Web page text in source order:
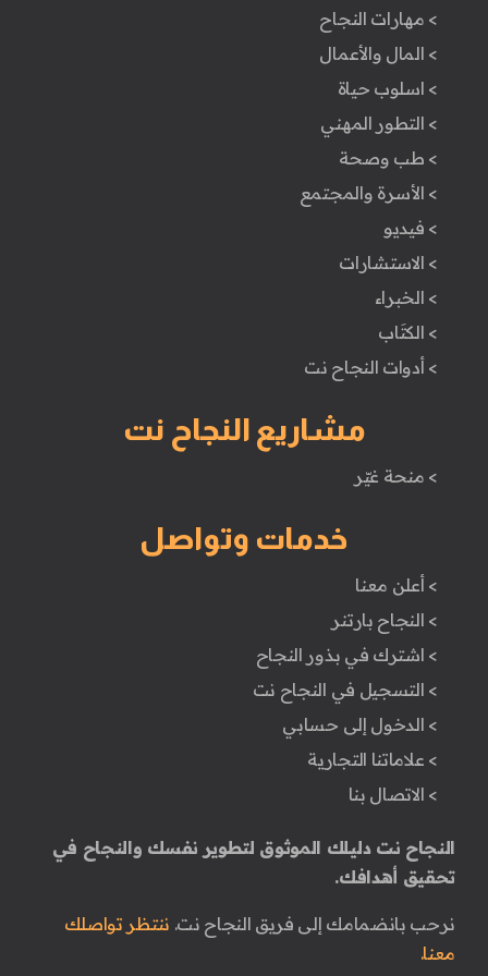
> مهارات النجاح
> المال والأعمال
> اسلوب حياة
> التطور المهني
> طب وصحة
> الأسرة والمجتمع
> فيديو
> الاستشارات
> الخبراء
> الكتَاب
> أدوات النجاح نت
مشاريع النجاح نت
> منحة غيّر
خدمات وتواصل
> أعلن معنا
> النجاح بارتنر
> اشترك في بذور النجاح
> التسجيل في النجاح نت
> الدخول إلى حسابي
> علاماتنا التجارية
> الاتصال بنا
النجاح نت دليلك الموثوق لتطوير نفسك والنجاح في
تحقيق أهدافك.
نرحب بانضمامك إلى فريق النجاح نت. ننتظر تواصلك
معنا.